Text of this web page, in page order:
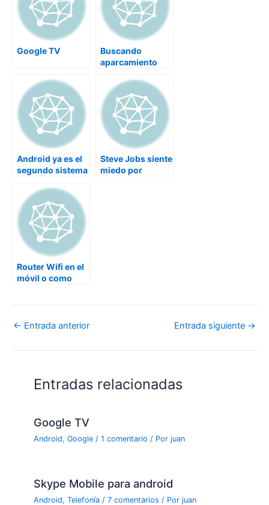
Google TV
Buscando
aparcamiento
para android
Android ya es el
segundo sistema
en el mundo
Steve Jobs siente
miedo por
Router Wifi en el
móvil o como
← Entrada anterior Entrada siguiente →
Entradas relacionadas
Google TV
Android,Google /1 comentario / Porjuan
Skype Mobile para android
Android,Telefonía /7 comentarios / Porjuan